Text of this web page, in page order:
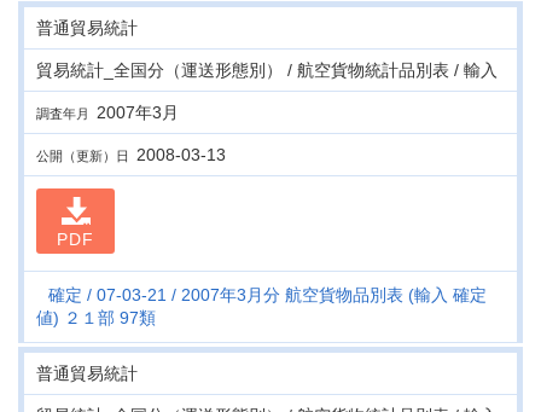
普通貿易統計
貿易統計_全国分（運送形態別） / 航空貨物統計品別表 / 輸入
調査年月 2007年3月
公開（更新）日 2008-03-13
PDF
確定 07-03-21
2007年3月分 航空貨物品別表 (輸入 確定
値) ２１部 97類
普通貿易統計